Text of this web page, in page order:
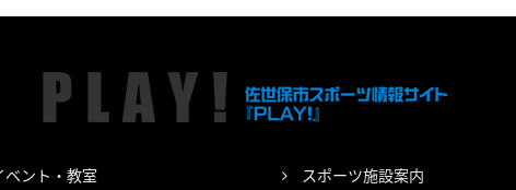
ベント・教室
スポーツ施設案内